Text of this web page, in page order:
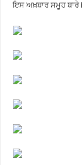
ਇਸ ਅਖ਼ਬਾਰ ਸਮੂਹ ਬਾਰੇ